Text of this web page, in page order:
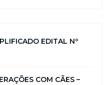
EDITAL Nº
COM CÃES –